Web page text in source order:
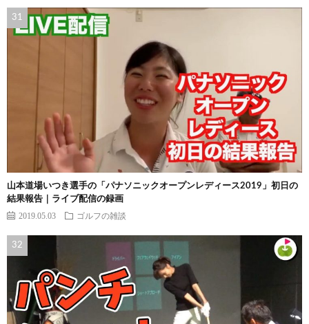
山本道場いつき選手の「パナソニックオープンレディース2019」初日の
結果報告｜ライブ配信の録画
2019.05.03 ゴルフの雑談